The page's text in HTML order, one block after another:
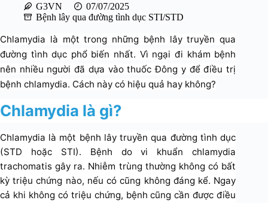
G3VN
07/07/2025
Bệnh lây qua đường tình dục STI/STD
Chlamydia là một trong những bệnh lây truyền qua
đường tình dục phổ biến nhất. Vì ngại đi khám bệnh
nên nhiều người đã dựa vào thuốc Đông y để điều trị
bệnh chlamydia. Cách này có hiệu quả hay không?
Chlamydia là gì?
Chlamydia là một bệnh lây truyền qua đường tình dục
(STD hoặc STI). Bệnh do vi khuẩn chlamydia
trachomatis gây ra. Nhiễm trùng thường không có bất
kỳ triệu chứng nào, nếu có cũng không đáng kể. Ngay
cả khi không có triệu chứng, bệnh cũng cần được điều